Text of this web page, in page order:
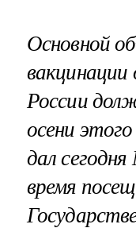
Основной
вакцинации
России
осени
дал
время